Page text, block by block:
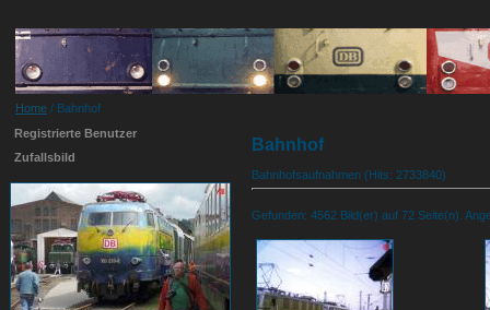
Home / Bahnhof
Registrierte Benutzer
Zufallsbild
Bahnhof
Bahnhofsaufnahmen (Hits: 2733840)
Gefunden: 4562 Bild(er) auf 72 Seite(n).